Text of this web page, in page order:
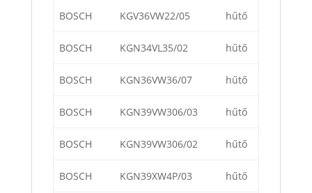
BOSCH KGV36VW22/05 hűtő
BOSCH KGN34VL35/02 hűtő
BOSCH KGN36VW36/07 hűtő
BOSCH KGN39VW306/03 hűtő
BOSCH KGN39VW306/02 hűtő
BOSCH KGN39XW4P/03 hűtő